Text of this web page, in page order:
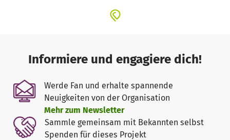
Informiere und engagiere dich!
Werde Fan und erhalte spannende
Neuigkeiten von der Organisation
Mehr zum Newsletter
Sammle gemeinsam mit Bekannten selbst
Spenden für dieses Projekt